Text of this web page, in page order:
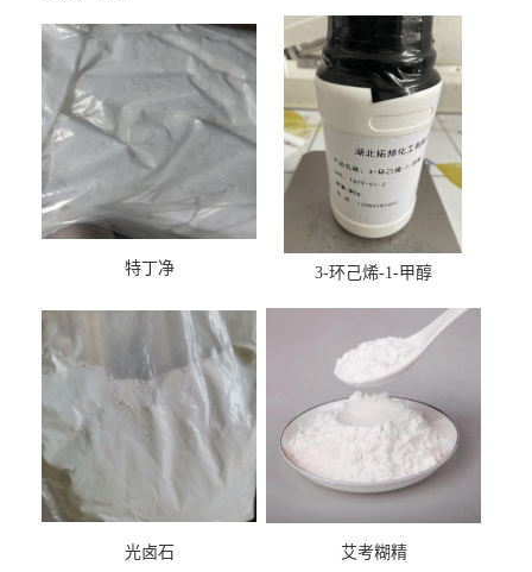
特丁净 3-环己烯-1-甲醇
光卤石 艾考糊精